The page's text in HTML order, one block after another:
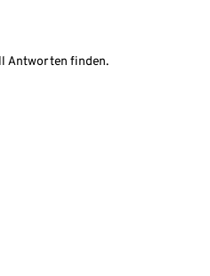
Antworten finden.